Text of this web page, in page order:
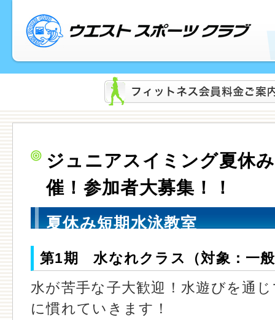
ジュニアスイミング夏休
催！参加者大募集！！
夏休み短期水泳教室
第1期 水なれクラス（対象：一
水が苦手な子大歓迎！水遊びを通
に慣れていきます！